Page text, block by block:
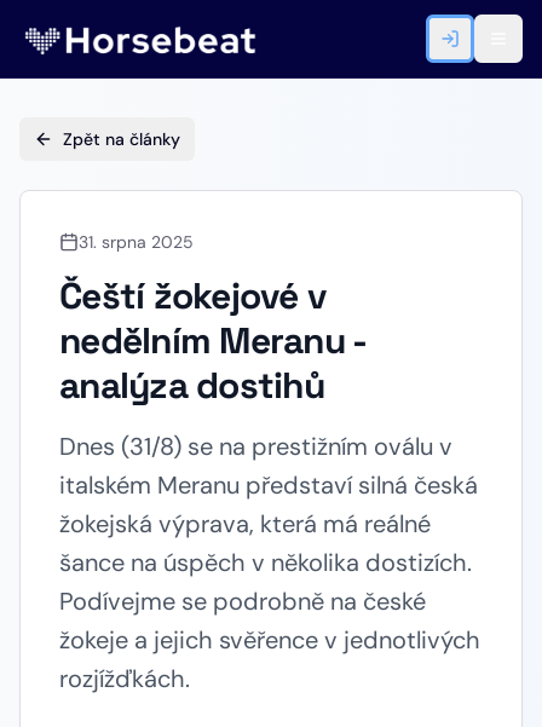
Zpět na články
31. srpna 2025
Čeští žokejové v
nedělním Meranu -
analýza dostihů
Dnes (31/8) se na prestižním oválu v
italském Meranu představí silná česká
žokejská výprava, která má reálné
šance na úspěch v několika dostizích.
Podívejme se podrobně na české
žokeje a jejich svěřence v jednotlivých
rozjížďkách.